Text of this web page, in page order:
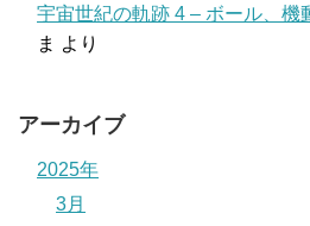
宇宙世紀の軌跡 4 – ボール、機
ま より
アーカイブ
2025年
3月